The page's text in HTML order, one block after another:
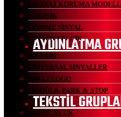
GRANAJ KORUMA
KARIŞIK
GÖMME SİNYAL
ISITMALI ELCİK
AYDINLATMA
SİS FARI
ÜNİVERSAL SİNYALLER
IŞIKLI LOGO
MODÜL& PARK & STOP
TEKSTİL
YAĞMURLUK